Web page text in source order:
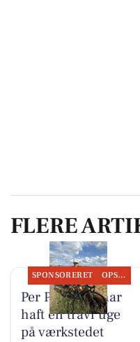
FLERE
SPONSORERET OPSLAGSTAVLEN
Per P. Cykler har
haft en travl uge
på værkstedet